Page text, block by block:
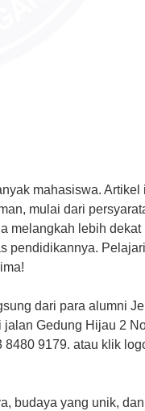
mahasiswa. Artikel
mulai dari
melangkah lebih dekat
pendidikannya. Pelajari
dari para alumni
jalan Gedung Hijau 2
8480 9179. atau klik
budaya yang unik, dan